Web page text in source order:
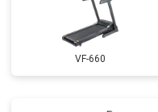
VF-660